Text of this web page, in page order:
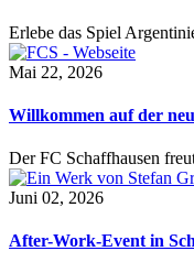
Erlebe das Spiel
Mai 22, 2026
Willkommen auf der
Der FC Schaffhausen
Juni 02, 2026
After-Work-Event in